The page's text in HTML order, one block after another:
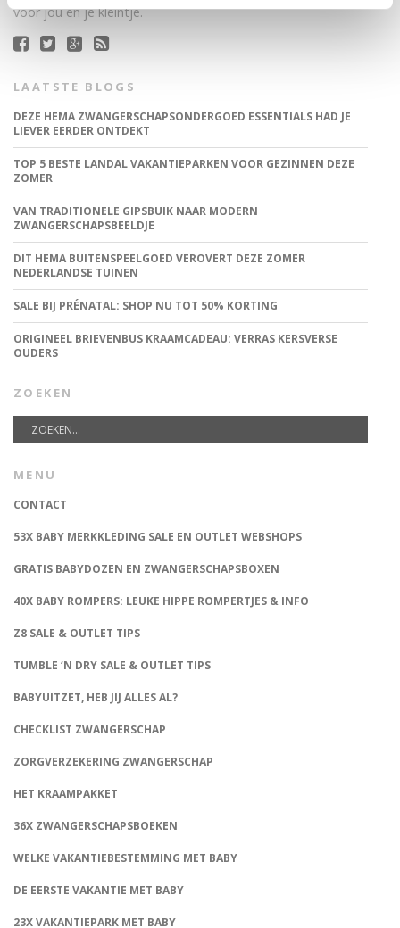
voor jou en je kleintje.
LAATSTE BLOGS
DEZE HEMA ZWANGERSCHAPSONDERGOED ESSENTIALS HAD JE
LIEVER EERDER ONTDEKT
TOP 5 BESTE LANDAL VAKANTIEPARKEN VOOR GEZINNEN DEZE
ZOMER
VAN TRADITIONELE GIPSBUIK NAAR MODERN
ZWANGERSCHAPSBEELDJE
DIT HEMA BUITENSPEELGOED VEROVERT DEZE ZOMER
NEDERLANDSE TUINEN
SALE BIJ PRÉNATAL: SHOP NU TOT 50% KORTING
ORIGINEEL BRIEVENBUS KRAAMCADEAU: VERRAS KERSVERSE
OUDERS
ZOEKEN
MENU
CONTACT
53X BABY MERKKLEDING SALE EN OUTLET WEBSHOPS
GRATIS BABYDOZEN EN ZWANGERSCHAPSBOXEN
40X BABY ROMPERS: LEUKE HIPPE ROMPERTJES & INFO
Z8 SALE & OUTLET TIPS
TUMBLE ‘N DRY SALE & OUTLET TIPS
BABYUITZET, HEB JIJ ALLES AL?
CHECKLIST ZWANGERSCHAP
ZORGVERZEKERING ZWANGERSCHAP
HET KRAAMPAKKET
36X ZWANGERSCHAPSBOEKEN
WELKE VAKANTIEBESTEMMING MET BABY
DE EERSTE VAKANTIE MET BABY
23X VAKANTIEPARK MET BABY